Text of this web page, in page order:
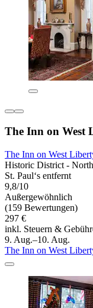
The Inn on West
The Inn on West
Historic District -
St. Paul‘s entfernt
9,8/10
Außergewöhnlich
(159 Bewertungen)
297 €
inkl. Steuern &
9. Aug.–10. Aug.
The Inn on West